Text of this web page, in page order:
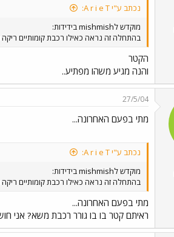
נכתב ע"י A r i e T:
מוקדש לmishmish בידידות:
בהתחלה זה נראה כאילו רכבת קומותיים
הקטר
והנה מגיע משהו מפתיע..
27/5/04
מתי בפעם האחרונה...
נכתב ע"י A r i e T:
מוקדש לmishmish בידידות:
בהתחלה זה נראה כאילו רכבת קומותיים
מתי בפעם האחרונה...
ראיתם קטר בו בו גורר רכבת משא? אני